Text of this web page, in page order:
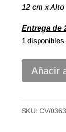
12 cm x
Entrega de
1 disponibles
Bolsa
Añadir
SKU: CV/